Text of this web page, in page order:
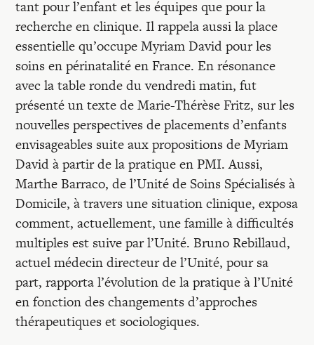
tant pour l’enfant et les équipes que pour la
recherche en clinique. Il rappela aussi la place
essentielle qu’occupe Myriam David pour les
soins en périnatalité en France. En résonance
avec la table ronde du vendredi matin, fut
présenté un texte de Marie-Thérèse Fritz, sur les
nouvelles perspectives de placements d’enfants
envisageables suite aux propositions de Myriam
David à partir de la pratique en PMI. Aussi,
Marthe Barraco, de l’Unité de Soins Spécialisés à
Domicile, à travers une situation clinique, exposa
comment, actuellement, une famille à difficultés
multiples est suive par l’Unité. Bruno Rebillaud,
actuel médecin directeur de l’Unité, pour sa
part, rapporta l’évolution de la pratique à l’Unité
en fonction des changements d’approches
thérapeutiques et sociologiques.